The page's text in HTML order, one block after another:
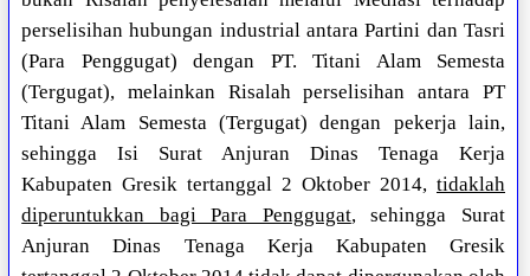
perselisihan hubungan industrial antara Partini dan Tasri
(Para Penggugat) dengan PT. Titani Alam Semesta
(Tergugat), melainkan Risalah perselisihan antara PT
Titani Alam Semesta (Tergugat) dengan pekerja lain,
sehingga Isi Surat Anjuran Dinas Tenaga Kerja
Kabupaten Gresik tertanggal 2 Oktober 2014, tidaklah
diperuntukkan bagi Para Penggugat, sehingga Surat
Anjuran Dinas Tenaga Kerja Kabupaten Gresik